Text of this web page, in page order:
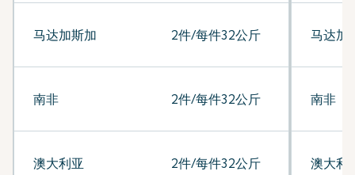
马达加斯加 2件/每件32公斤
南非 2件/每件32公斤
澳大利亚 2件/每件32公斤
马达加
南非
澳大利